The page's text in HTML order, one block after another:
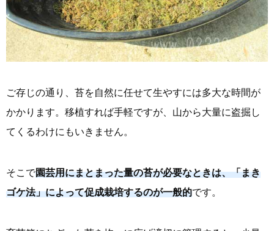
ご存じの通り、苔を自然に任せて生やすには多大な時間が
かかります。移植すれば手軽ですが、山から大量に盗掘し
てくるわけにもいきません。
そこで園芸用にまとまった量の苔が必要なときは、「まき
ゴケ法」によって促成栽培するのが一般的です。